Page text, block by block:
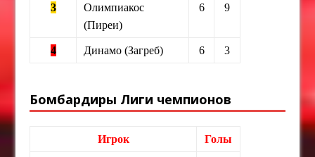
3
Олимпиакос
(Пиреи)
6 9
4 Динамо (Загреб) 6 3
Бомбардиры Лиги чемпионов
Игрок Голы